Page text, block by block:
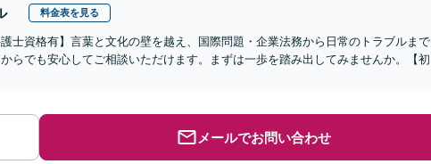
料金表を見る
士資格有】言葉と文化の壁を越え、国際問題・企業法務から日常のトラブルまで
らでも安心してご相談いただけます。まずは一歩を踏み出してみませんか。【初
メールでお問い合わせ